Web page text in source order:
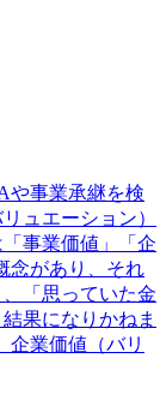
や事業承継を検
ュエーション）
事業価値」「企
念があり、それ
「思っていた金
果になりかねま
業価値（バリ